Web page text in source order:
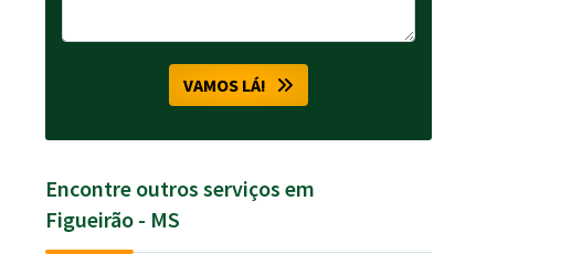
VAMOS LÁ!
Encontre outros serviços em
Figueirão - MS